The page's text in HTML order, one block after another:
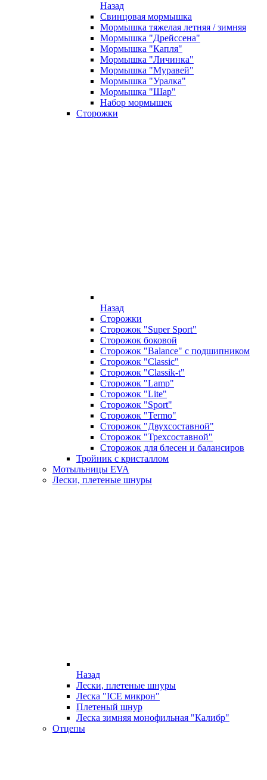
Назад
Свинцовая мормышка
Мормышка тяжелая летняя / зимняя
Мормышка "Дрейссена"
Мормышка "Капля"
Мормышка "Личинка"
Мормышка "Муравей"
Мормышка "Уралка"
Мормышка "Шар"
Набор мормышек
Сторожки
Назад
Сторожки
Сторожок "Super Sport"
Сторожок боковой
Сторожок "Balance" с подшипником
Сторожок "Classic"
Сторожок "Classik-t"
Сторожок "Lamp"
Сторожок "Lite"
Сторожок "Sport"
Сторожок "Termo"
Сторожок "Двухсоставной"
Сторожок "Трехсоставной"
Сторожок для блесен и балансиров
Тройник с кристаллом
Мотыльницы EVA
Лески, плетеные шнуры
Назад
Лески, плетеные шнуры
Леска "ICE микрон"
Плетеный шнур
Леска зимняя монофильная "Калибр"
Отцепы